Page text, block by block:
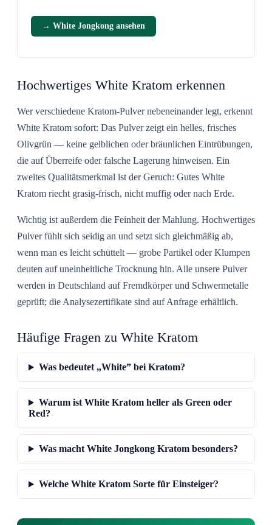
→ White Jongkong ansehen
Hochwertiges White Kratom erkennen
Wer verschiedene Kratom-Pulver nebeneinander legt, erkennt
White Kratom sofort: Das Pulver zeigt ein helles, frisches
Olivgrün — keine gelblichen oder bräunlichen Eintrübungen,
die auf Überreife oder falsche Lagerung hinweisen. Ein
zweites Qualitätsmerkmal ist der Geruch: Gutes White
Kratom riecht grasig-frisch, nicht muffig oder nach Erde.
Wichtig ist außerdem die Feinheit der Mahlung. Hochwertiges
Pulver fühlt sich seidig an und setzt sich gleichmäßig ab,
wenn man es leicht schüttelt — grobe Partikel oder Klumpen
deuten auf uneinheitliche Trocknung hin. Alle unsere Pulver
werden in Deutschland auf Fremdkörper und Schwermetalle
geprüft; die Analysezertifikate sind auf Anfrage erhältlich.
Häufige Fragen zu White Kratom
Was bedeutet „White” bei Kratom?
Warum ist White Kratom heller als Green oder
Red?
Was macht White Jongkong Kratom besonders?
Welche White Kratom Sorte für Einsteiger?